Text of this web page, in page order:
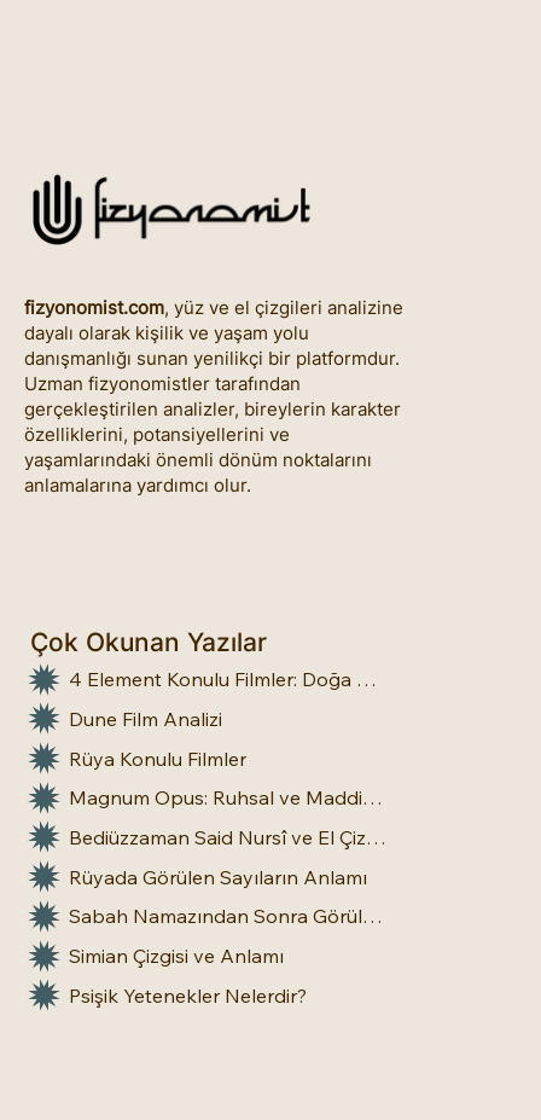
fizyonomist.com, yüz ve el çizgileri analizine
dayalı olarak kişilik ve yaşam yolu
danışmanlığı sunan yenilikçi bir platformdur.
Uzman fizyonomistler tarafından
gerçekleştirilen analizler, bireylerin karakter
özelliklerini, potansiyellerini ve
yaşamlarındaki önemli dönüm noktalarını
anlamalarına yardımcı olur.
Çok Okunan Yazılar
4 Element Konulu Filmler: Doğa Üstü Güçler
Dune Film Analizi
Rüya Konulu Filmler
Magnum Opus: Ruhsal ve Maddi Dönüşümün Büyük Eseri
Bediüzzaman Said Nursî ve El Çizgileri: İnsan Doğasına Dair Bir Bakış
Rüyada Görülen Sayıların Anlamı
Sabah Namazından Sonra Görülen Rüya Gerçek Olur mu?
Simian Çizgisi ve Anlamı
Psişik Yetenekler Nelerdir?